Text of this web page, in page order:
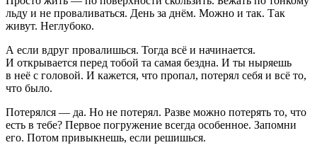
льду и не проваливаться. День за днём. Можно и так. Так
живут. Неглубоко.
А если вдруг провалишься. Тогда всё и начинается.
И открывается перед тобой та самая бездна. И ты ныряешь
в неё с головой. И кажется, что пропал, потерял себя и всё то,
что было.
Потерялся — да. Но не потерял. Разве можно потерять то, что
есть в тебе? Первое погружение всегда особенное. Запомни
его. Потом привыкнешь, если решишься.